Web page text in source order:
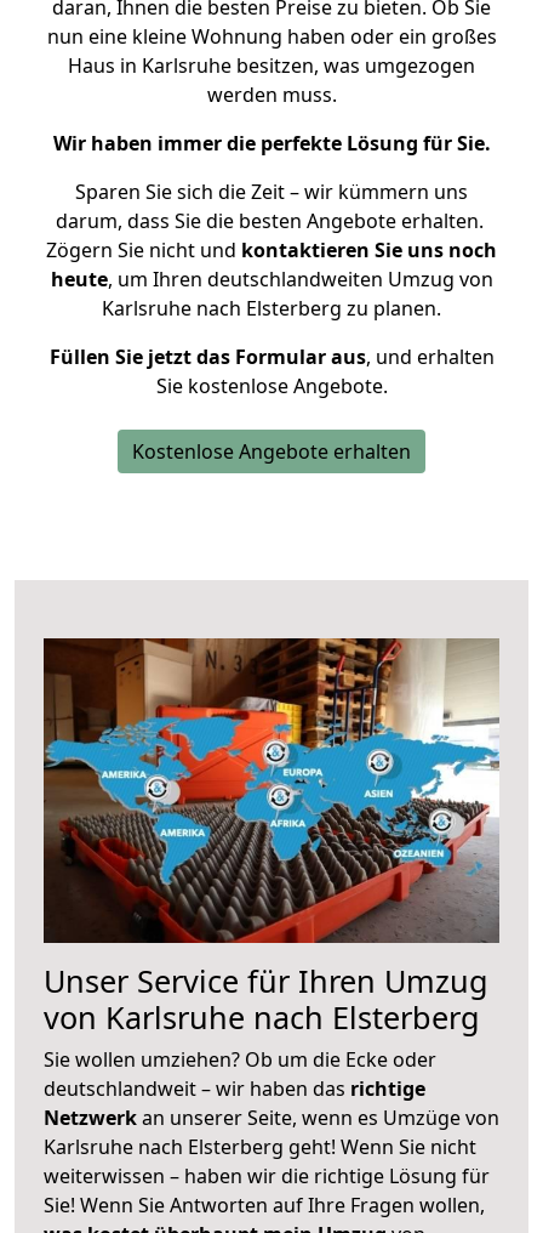
daran, Ihnen die besten Preise zu bieten. Ob Sie
nun eine kleine Wohnung haben oder ein großes
Haus in Karlsruhe besitzen, was umgezogen
werden muss.
Wir haben immer die perfekte Lösung für Sie.
Sparen Sie sich die Zeit – wir kümmern uns
darum, dass Sie die besten Angebote erhalten.
Zögern Sie nicht und kontaktieren Sie uns noch
heute, um Ihren deutschlandweiten Umzug von
Karlsruhe nach Elsterberg zu planen.
Füllen Sie jetzt das Formular aus, und erhalten
Sie kostenlose Angebote.
Kostenlose Angebote erhalten
Unser Service für Ihren Umzug
von Karlsruhe nach Elsterberg
Sie wollen umziehen? Ob um die Ecke oder
deutschlandweit – wir haben das richtige
Netzwerkan unserer Seite, wenn es Umzüge von
Karlsruhe nach Elsterberg geht! Wenn Sie nicht
weiterwissen – haben wir die richtige Lösung für
Sie! Wenn Sie Antworten auf Ihre Fragen wollen,